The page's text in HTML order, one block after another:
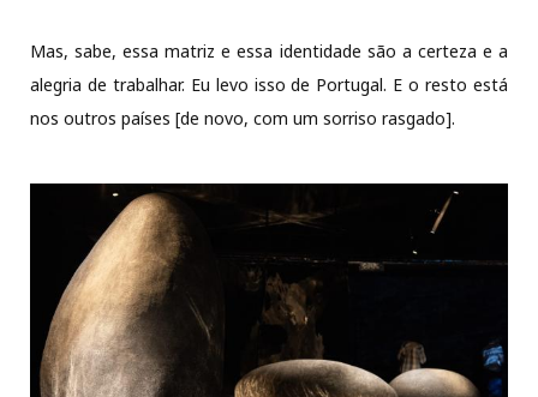
Mas, sabe, essa matriz e essa identidade são a certeza e a
alegria de trabalhar. Eu levo isso de Portugal. E o resto está
nos outros países [de novo, com um sorriso rasgado].